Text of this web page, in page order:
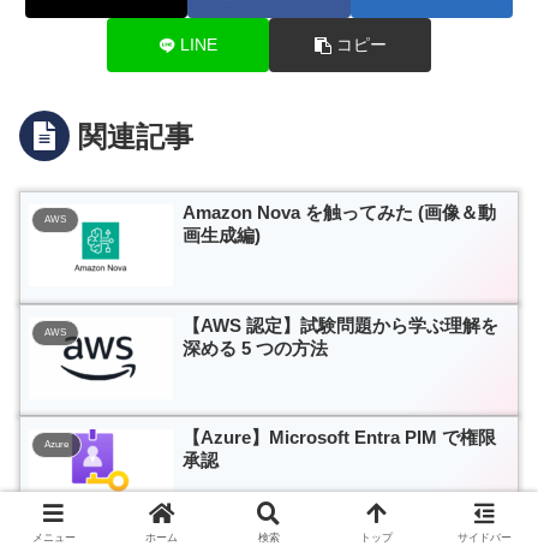
LINE コピー
関連記事
AWS
Amazon Nova を触ってみた (画像＆動
画生成編)
AWS
【AWS 認定】試験問題から学ぶ理解を
深める 5 つの方法
Azure
【Azure】Microsoft Entra PIM で権限
承認
メニュー ホーム 検索 トップ サイドバー